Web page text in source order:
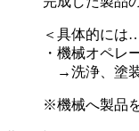
＜具体的には
・機械オペレ
→洗浄、塗
※機械へ製品